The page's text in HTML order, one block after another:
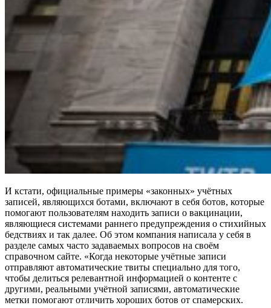
И кстати, официальные примеры «законных» учётных
записей, являющихся ботами, включают в себя ботов, которые
помогают пользователям находить записи о вакцинации,
являющиеся системами раннего предупреждения о стихийных
бедствиях и так далее. Об этом компания написала у себя в
разделе самых часто задаваемых вопросов на своём
справочном сайте. «Когда некоторые учётные записи
отправляют автоматические твиты специально для того,
чтобы делиться релевантной информацией о контенте с
другими, реальными учётной записями, автоматические
метки помогают отличить хороших ботов от спамерских.